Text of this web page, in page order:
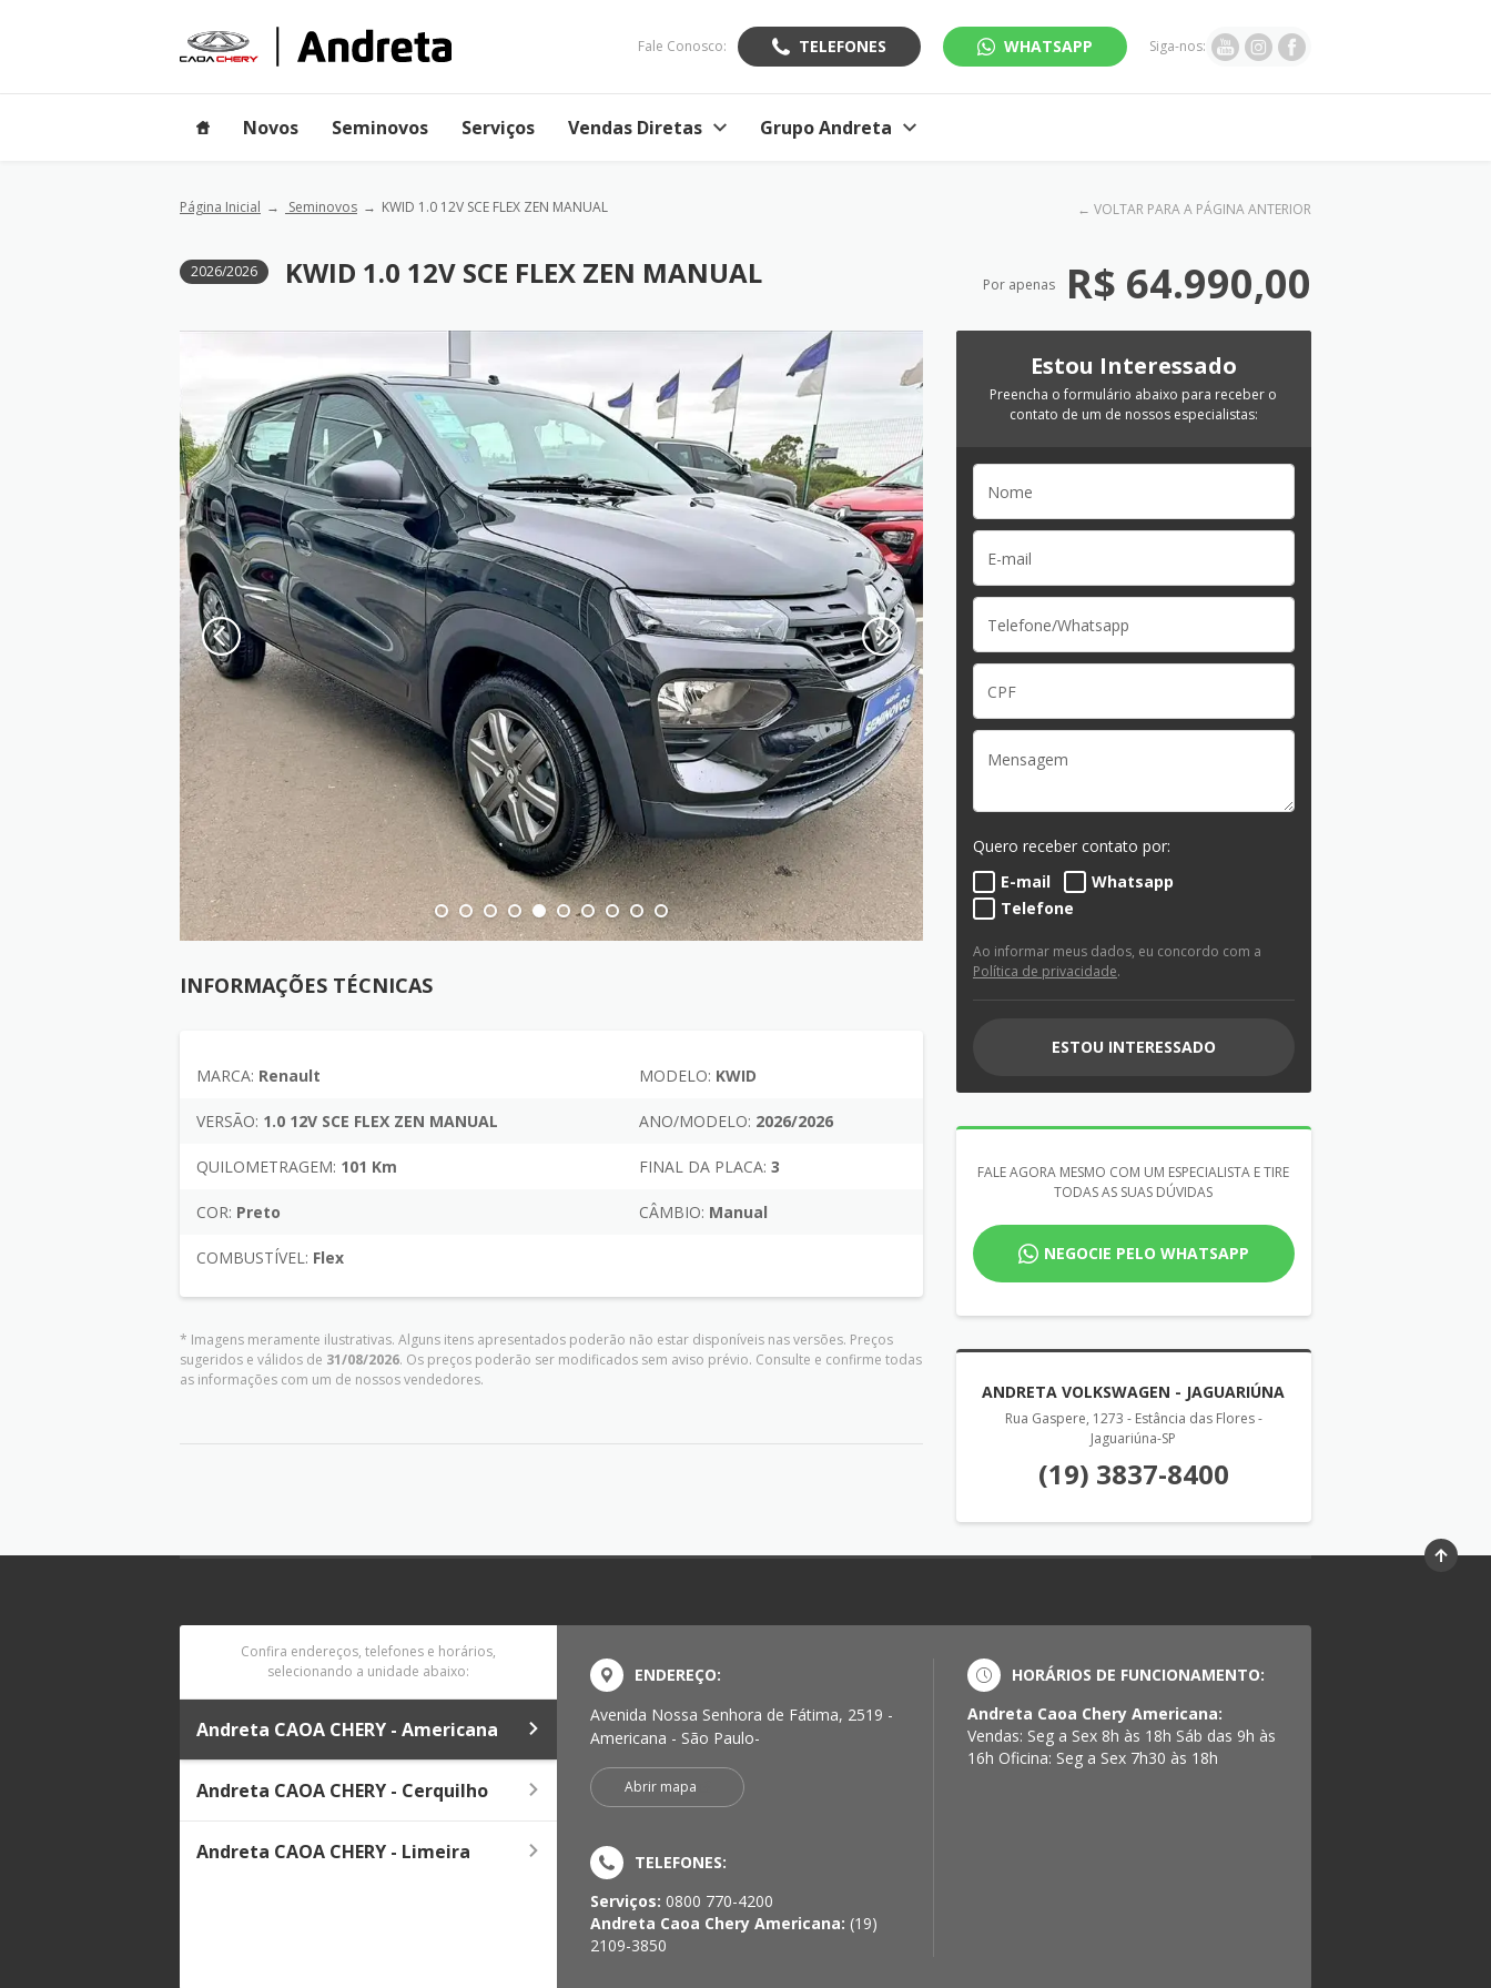
Fale Conosco: TELEFONES WHATSAPP Siga-nos:
Novos Seminovos Serviços Vendas Diretas Grupo Andreta
Página Inicial Seminovos KWID 1.0 12V SCE FLEX ZEN MANUAL ← VOLTAR PARA A PÁGINA ANTERIOR
2026/2026 KWID 1.0 12V SCE FLEX ZEN MANUAL Por apenas R$ 64.990,00
INFORMAÇÕES TÉCNICAS
MARCA: Renault MODELO: KWID
VERSÃO: 1.0 12V SCE FLEX ZEN MANUAL ANO/MODELO: 2026/2026
QUILOMETRAGEM: 101 Km FINAL DA PLACA: 3
COR: Preto CÂMBIO: Manual
COMBUSTÍVEL: Flex
* Imagens meramente ilustrativas. Alguns itens apresentados poderão não estar disponíveis nas versões. Preços
sugeridos e válidos de 31/08/2026. Os preços poderão ser modificados sem aviso prévio. Consulte e confirme todas
as informações com um de nossos vendedores.
Estou Interessado
Preencha o formulário abaixo para receber o
contato de um de nossos especialistas:
Quero receber contato por:
E-mail
Whatsapp
Telefone
Ao informar meus dados, eu concordo com a
Política de privacidade.
ESTOU INTERESSADO
FALE AGORA MESMO COM UM ESPECIALISTA E TIRE
TODAS AS SUAS DÚVIDAS
NEGOCIE PELO WHATSAPP
ANDRETA VOLKSWAGEN - JAGUARIÚNA
Rua Gaspere, 1273 - Estância das Flores -
Jaguariúna-SP
(19) 3837-8400
Confira endereços, telefones e horários,
selecionando a unidade abaixo:
Andreta CAOA CHERY - Americana
Andreta CAOA CHERY - Cerquilho
Andreta CAOA CHERY - Limeira
ENDEREÇO:
Avenida Nossa Senhora de Fátima, 2519 -
Americana - São Paulo-
Abrir mapa
TELEFONES:
Serviços: 0800 770-4200
Andreta Caoa Chery Americana: (19)
2109-3850
HORÁRIOS DE FUNCIONAMENTO:
Andreta Caoa Chery Americana:
Vendas: Seg a Sex 8h às 18h Sáb das 9h às
16h Oficina: Seg a Sex 7h30 às 18h